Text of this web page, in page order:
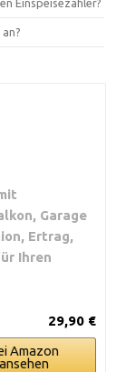
Einspeisezähler?
Garage
Ertrag,
Ihren
29,90 €
Amazon
ansehen